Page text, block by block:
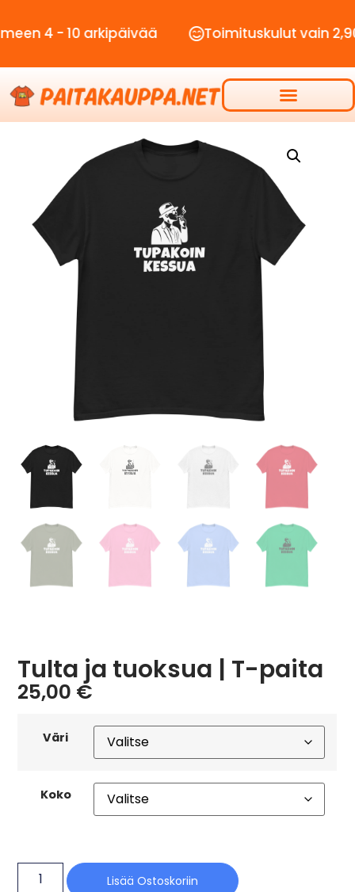
- 10 arkipäivää Toimituskulut vain 2,90€
Tulta ja tuoksua | T-paita
25,00 €
Väri
Koko
Lisää Ostoskoriin